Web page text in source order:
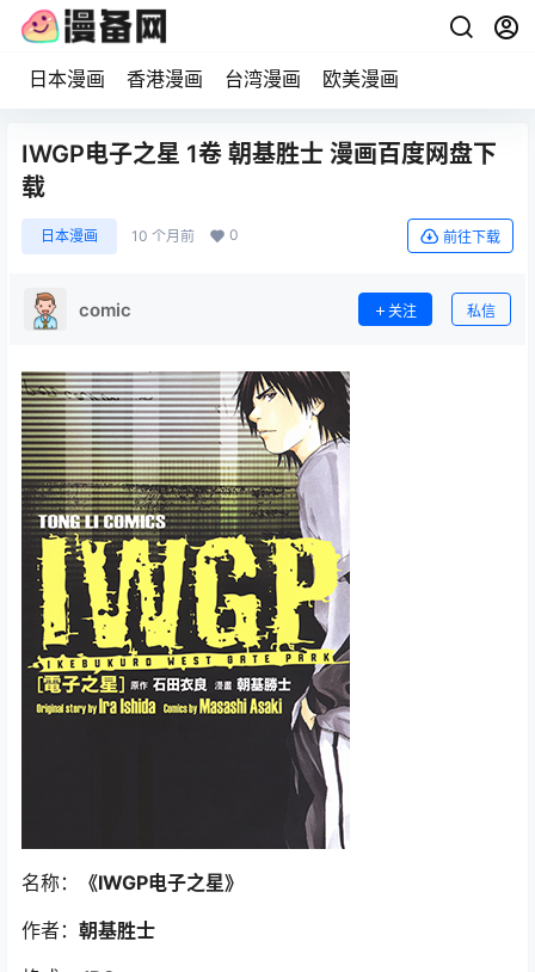
日本漫画 香港漫画 台湾漫画 欧美漫画
IWGP电子之星 1卷 朝基胜士 漫画百度网盘下
载
日本漫画 10 个月前 0 前往下载
comic 关注 私信
名称： 《IWGP电子之星》
作者： 朝基胜士